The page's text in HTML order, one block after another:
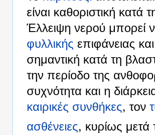
είναι καθοριστική
Έλλειψη νερού μπορεί
φυλλικής επιφάνειας
σημαντική κατά τη
την περίοδο της
συχνότητα και η
καιρικές συνθήκες, τον
ασθένειες, κυρίως μετά